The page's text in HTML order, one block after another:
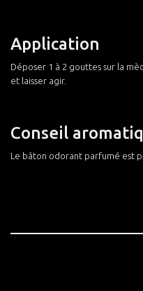
Application
Déposer 1 à 2 gouttes sur la
et laisser agir.
Conseil
Le bâton odorant parfumé est